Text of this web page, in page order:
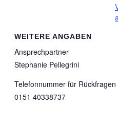
WEITERE ANGABEN
Ansprechpartner
Stephanie Pellegrini
Telefonnummer für Rückfragen
0151 40338737